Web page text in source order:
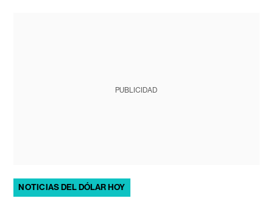
PUBLICIDAD
NOTICIAS DEL DÓLAR HOY